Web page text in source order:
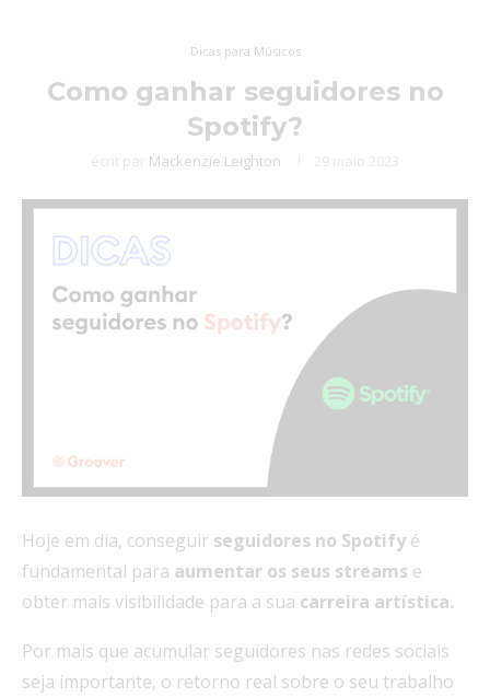
Dicas para Músicos
Como ganhar seguidores no
Spotify?
écrit par Mackenzie Leighton 29 maio 2023
Hoje em dia, conseguir seguidores no Spotify é
fundamental para aumentar os seus streams e
obter mais visibilidade para a sua carreira artística.
Por mais que acumular seguidores nas redes sociais
seja importante, o retorno real sobre o seu trabalho